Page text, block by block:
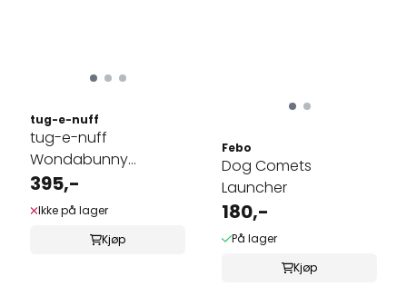
tug-e-nuff
tug-e-nuff
Wondabunny
Bungee med
kaninpels
395,-
Ikke på lager
Kjøp
Febo
Dog Comets
Launcher
180,-
På lager
Kjøp